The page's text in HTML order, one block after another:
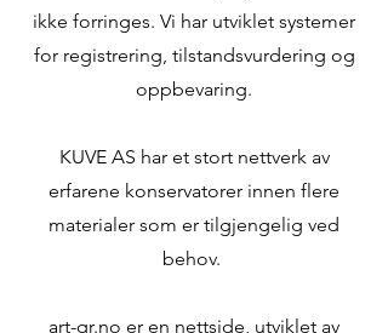
ikke forringes. Vi har utviklet systemer
for registrering, tilstandsvurdering og
oppbevaring.
KUVE AS har et stort nettverk av
erfarene konservatorer innen flere
materialer som er tilgjengelig ved
behov.
art-qr.no er en nettside, utviklet av